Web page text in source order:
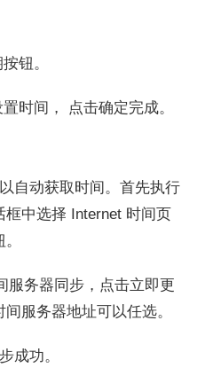
钮。
时间， 点击确定完成。
自动获取时间。首先执行
中选择 Internet 时间页
服务器同步，点击立即更
服务器地址可以任选。
成功。